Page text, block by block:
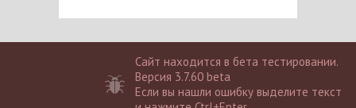
Сайт находится в бета тестировании.
Версия 3.7.60 beta
Если вы нашли ошибку выделите текст